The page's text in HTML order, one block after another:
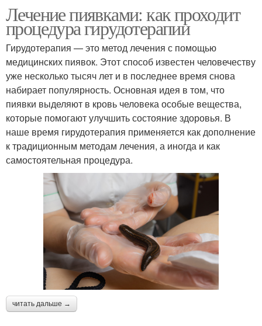
Лечение пиявками: как проходит
процедура гирудотерапии
Гирудотерапия — это метод лечения с помощью
медицинских пиявок. Этот способ известен человечеству
уже несколько тысяч лет и в последнее время снова
набирает популярность. Основная идея в том, что
пиявки выделяют в кровь человека особые вещества,
которые помогают улучшить состояние здоровья. В
наше время гирудотерапия применяется как дополнение
к традиционным методам лечения, а иногда и как
самостоятельная процедура.
читать дальше →